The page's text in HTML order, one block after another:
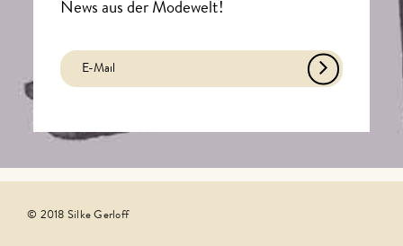
News aus der Modewelt!
© 2018 Silke Gerloff